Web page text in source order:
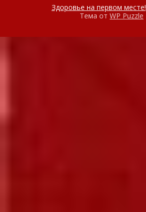
Здоровье на первом месте!
Тема от WP Puzzle